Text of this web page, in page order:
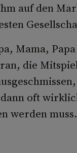
auf den
Mama,
die
dann oft
werden muss.